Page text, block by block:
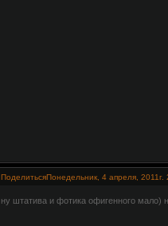
ПоделитьсяПонедельник, 4 апреля, 2011г.
ну штатива и фотика офигенного мало)